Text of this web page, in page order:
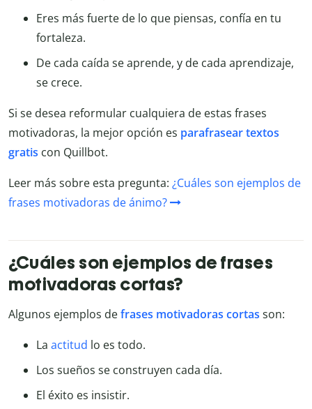
Eres más fuerte de lo que piensas, confía en tu
fortaleza.
De cada caída se aprende, y de cada aprendizaje,
se crece.
Si se desea reformular cualquiera de estas frases
motivadoras, la mejor opción es parafrasear textos
gratis con Quillbot.
Leer más sobre esta pregunta: ¿Cuáles son ejemplos de
frases motivadoras de ánimo?
¿Cuáles son ejemplos de frases
motivadoras cortas?
Algunos ejemplos defrases motivadoras cortas son:
La actitud lo es todo.
Los sueños se construyen cada día.
El éxito es insistir.